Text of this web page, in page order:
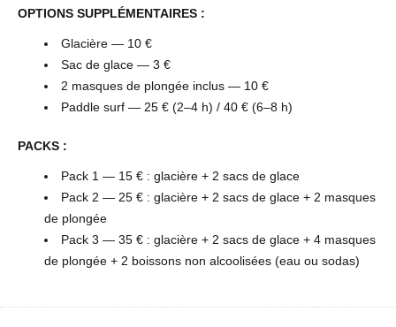
OPTIONS SUPPLÉMENTAIRES :
Glacière — 10 €
Sac de glace — 3 €
2 masques de plongée inclus — 10 €
Paddle surf — 25 € (2–4 h) / 40 € (6–8 h)
PACKS :
Pack 1 — 15 € : glacière + 2 sacs de glace
Pack 2 — 25 € : glacière + 2 sacs de glace + 2 masques
de plongée
Pack 3 — 35 € : glacière + 2 sacs de glace + 4 masques
de plongée + 2 boissons non alcoolisées (eau ou sodas)